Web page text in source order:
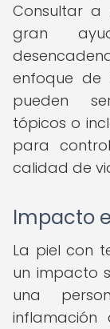
Consultar a
gran
enfoque de
pueden
tópicos o
para
calidad de
Impacto
La piel con
un impacto
una
inflamación